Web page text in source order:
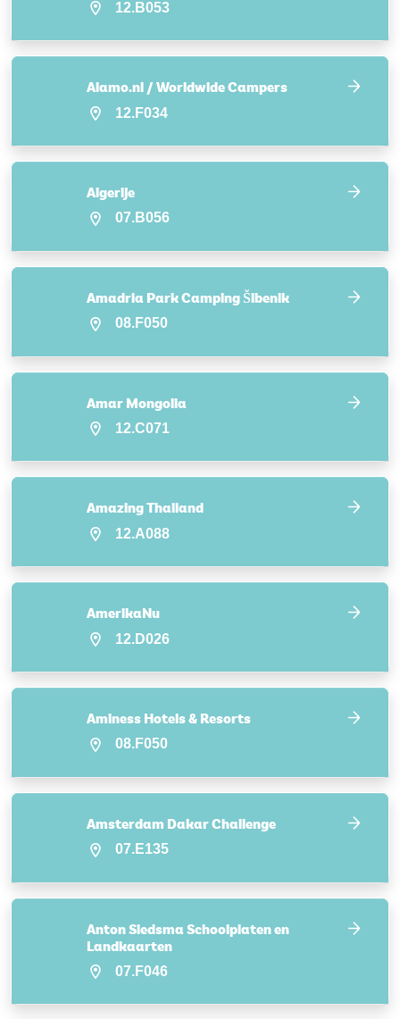
12.B053
Alamo.nl / Worldwide Campers
12.F034
Algerije
07.B056
Amadria Park Camping Šibenik
08.F050
Amar Mongolia
12.C071
Amazing Thailand
12.A088
AmerikaNu
12.D026
Aminess Hotels & Resorts
08.F050
Amsterdam Dakar Challenge
07.E135
Anton Siedsma Schoolplaten en
Landkaarten
07.F046